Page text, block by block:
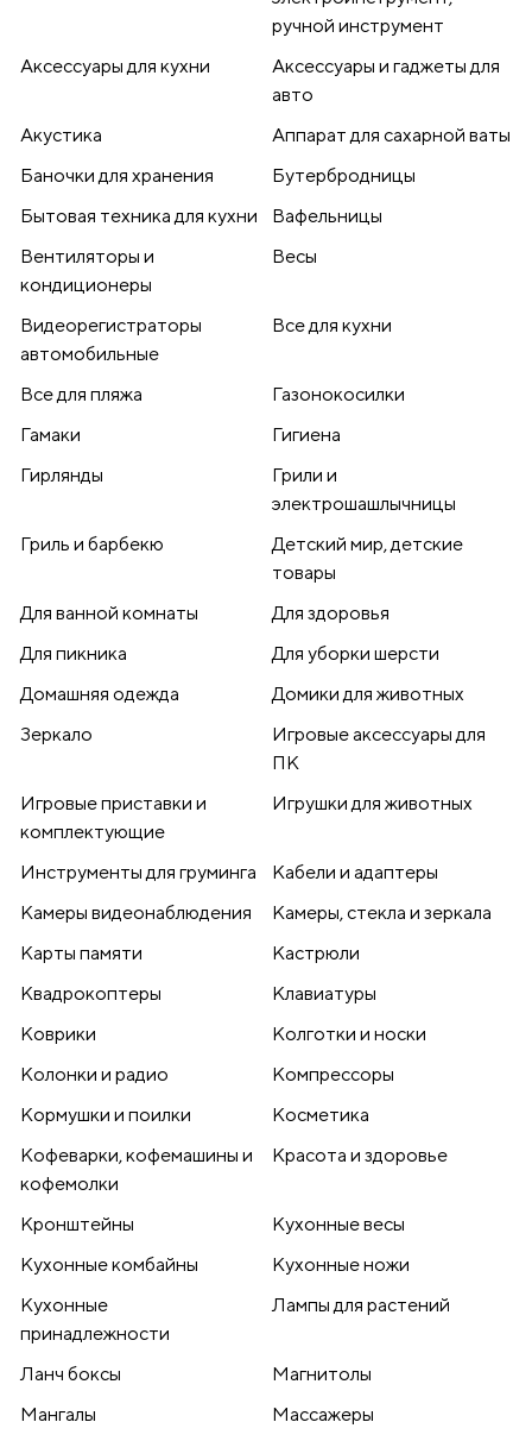
ручной инструмент
Аксессуары для кухни
Аксессуары и гаджеты для
авто
Акустика
Аппарат для сахарной ваты
Баночки для хранения
Бутербродницы
Бытовая техника для кухни
Вафельницы
Вентиляторы и
кондиционеры
Весы
Видеорегистраторы
автомобильные
Все для кухни
Все для пляжа
Газонокосилки
Гамаки
Гигиена
Гирлянды
Грили и
электрошашлычницы
Гриль и барбекю
Детский мир, детские
товары
Для ванной комнаты
Для здоровья
Для пикника
Для уборки шерсти
Домашняя одежда
Домики для животных
Зеркало
Игровые аксессуары для
ПК
Игровые приставки и
комплектующие
Игрушки для животных
Инструменты для груминга
Кабели и адаптеры
Камеры видеонаблюдения
Камеры, стекла и зеркала
Карты памяти
Кастрюли
Квадрокоптеры
Клавиатуры
Коврики
Колготки и носки
Колонки и радио
Компрессоры
Кормушки и поилки
Косметика
Кофеварки, кофемашины и
кофемолки
Красота и здоровье
Кронштейны
Кухонные весы
Кухонные комбайны
Кухонные ножи
Кухонные
принадлежности
Лампы для растений
Ланч боксы
Магнитолы
Мангалы
Массажеры